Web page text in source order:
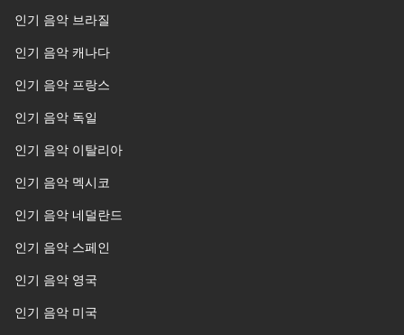
인기 음악 브라질
인기 음악 캐나다
인기 음악 프랑스
인기 음악 독일
인기 음악 이탈리아
인기 음악 멕시코
인기 음악 네덜란드
인기 음악 스페인
인기 음악 영국
인기 음악 미국